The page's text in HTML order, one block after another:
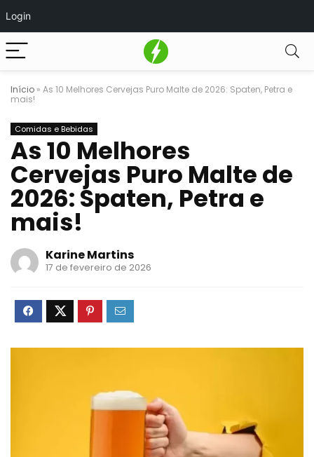
Login
Início » As 10 Melhores Cervejas Puro Malte de 2026: Spaten, Petra e
mais!
Comidas e Bebidas
As 10 Melhores
Cervejas Puro Malte de
2026: Spaten, Petra e
mais!
Karine Martins
17 de fevereiro de 2026